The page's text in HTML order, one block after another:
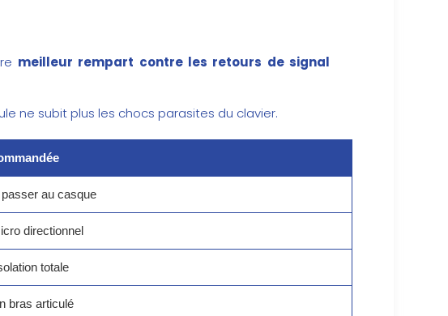
meilleur rempart contre les retours de signal
ne subit plus les chocs parasites du clavier.
au casque
directionnel
totale
bras articulé